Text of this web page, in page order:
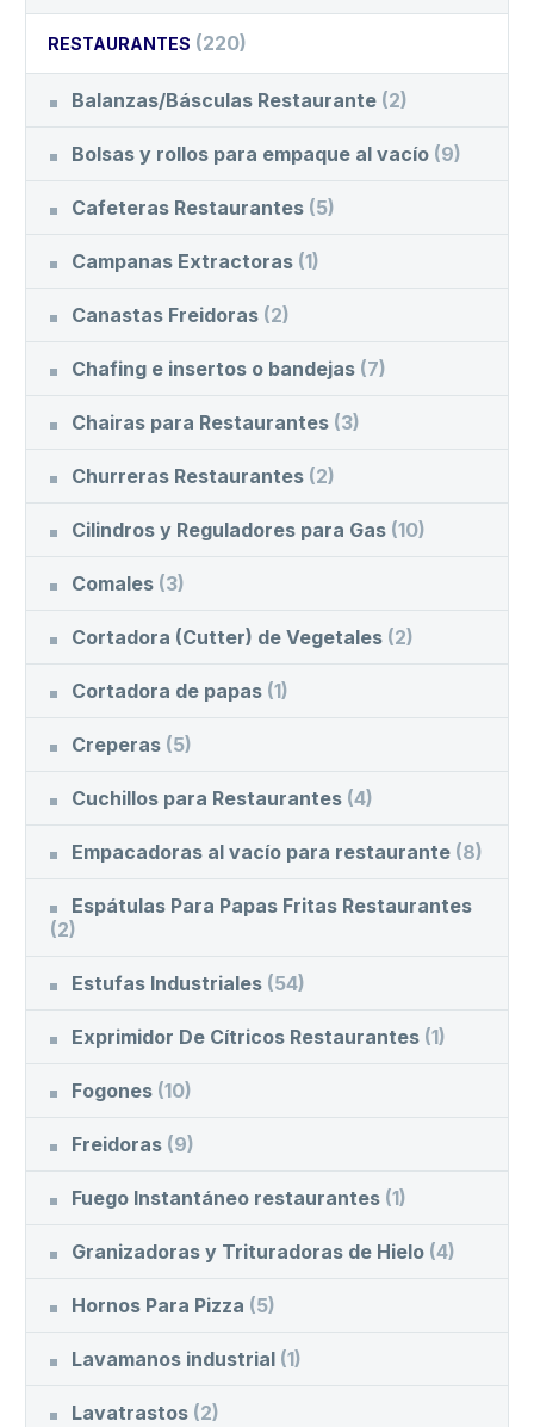
RESTAURANTES (220)
Balanzas/Básculas Restaurante (2)
Bolsas y rollos para empaque al vacío (9)
Cafeteras Restaurantes (5)
Campanas Extractoras (1)
Canastas Freidoras (2)
Chafing e insertos o bandejas (7)
Chairas para Restaurantes (3)
Churreras Restaurantes (2)
Cilindros y Reguladores para Gas (10)
Comales (3)
Cortadora (Cutter) de Vegetales (2)
Cortadora de papas (1)
Creperas (5)
Cuchillos para Restaurantes (4)
Empacadoras al vacío para restaurante (8)
Espátulas Para Papas Fritas Restaurantes
(2)
Estufas Industriales (54)
Exprimidor De Cítricos Restaurantes (1)
Fogones (10)
Freidoras (9)
Fuego Instantáneo restaurantes (1)
Granizadoras y Trituradoras de Hielo (4)
Hornos Para Pizza (5)
Lavamanos industrial (1)
Lavatrastos (2)